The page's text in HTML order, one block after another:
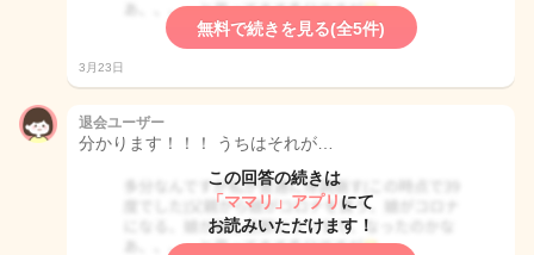
無料で続きを見る(全5件)
3月23日
退会ユーザー
分かります！！！ うちはそれが…
この回答の続きは
「ママリ」アプリ にて
お読みいただけます！